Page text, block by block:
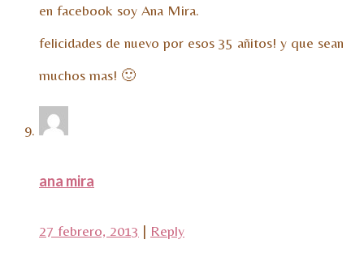
en facebook soy Ana Mira.
felicidades de nuevo por esos 35 añitos! y que sean
muchos mas! 🙂
ana mira
27 febrero, 2013 | Reply